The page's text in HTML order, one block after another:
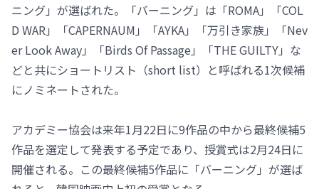
ニング」が選ばれた。「バーニング」は「ROMA」「COL
D WAR」「CAPERNAUM」「AYKA」「万引き家族」「Nev
er Look Away」「Birds Of Passage」「THE GUILTY」な
どと共にショートリスト（short list）と呼ばれる1次候補
にノミネートされた。
アカデミー協会は来年1月22日に9作品の中から最終候補5
作品を選定して発表する予定であり、授賞式は2月24日に
開催される。この最終候補5作品に「バーニング」が選ば